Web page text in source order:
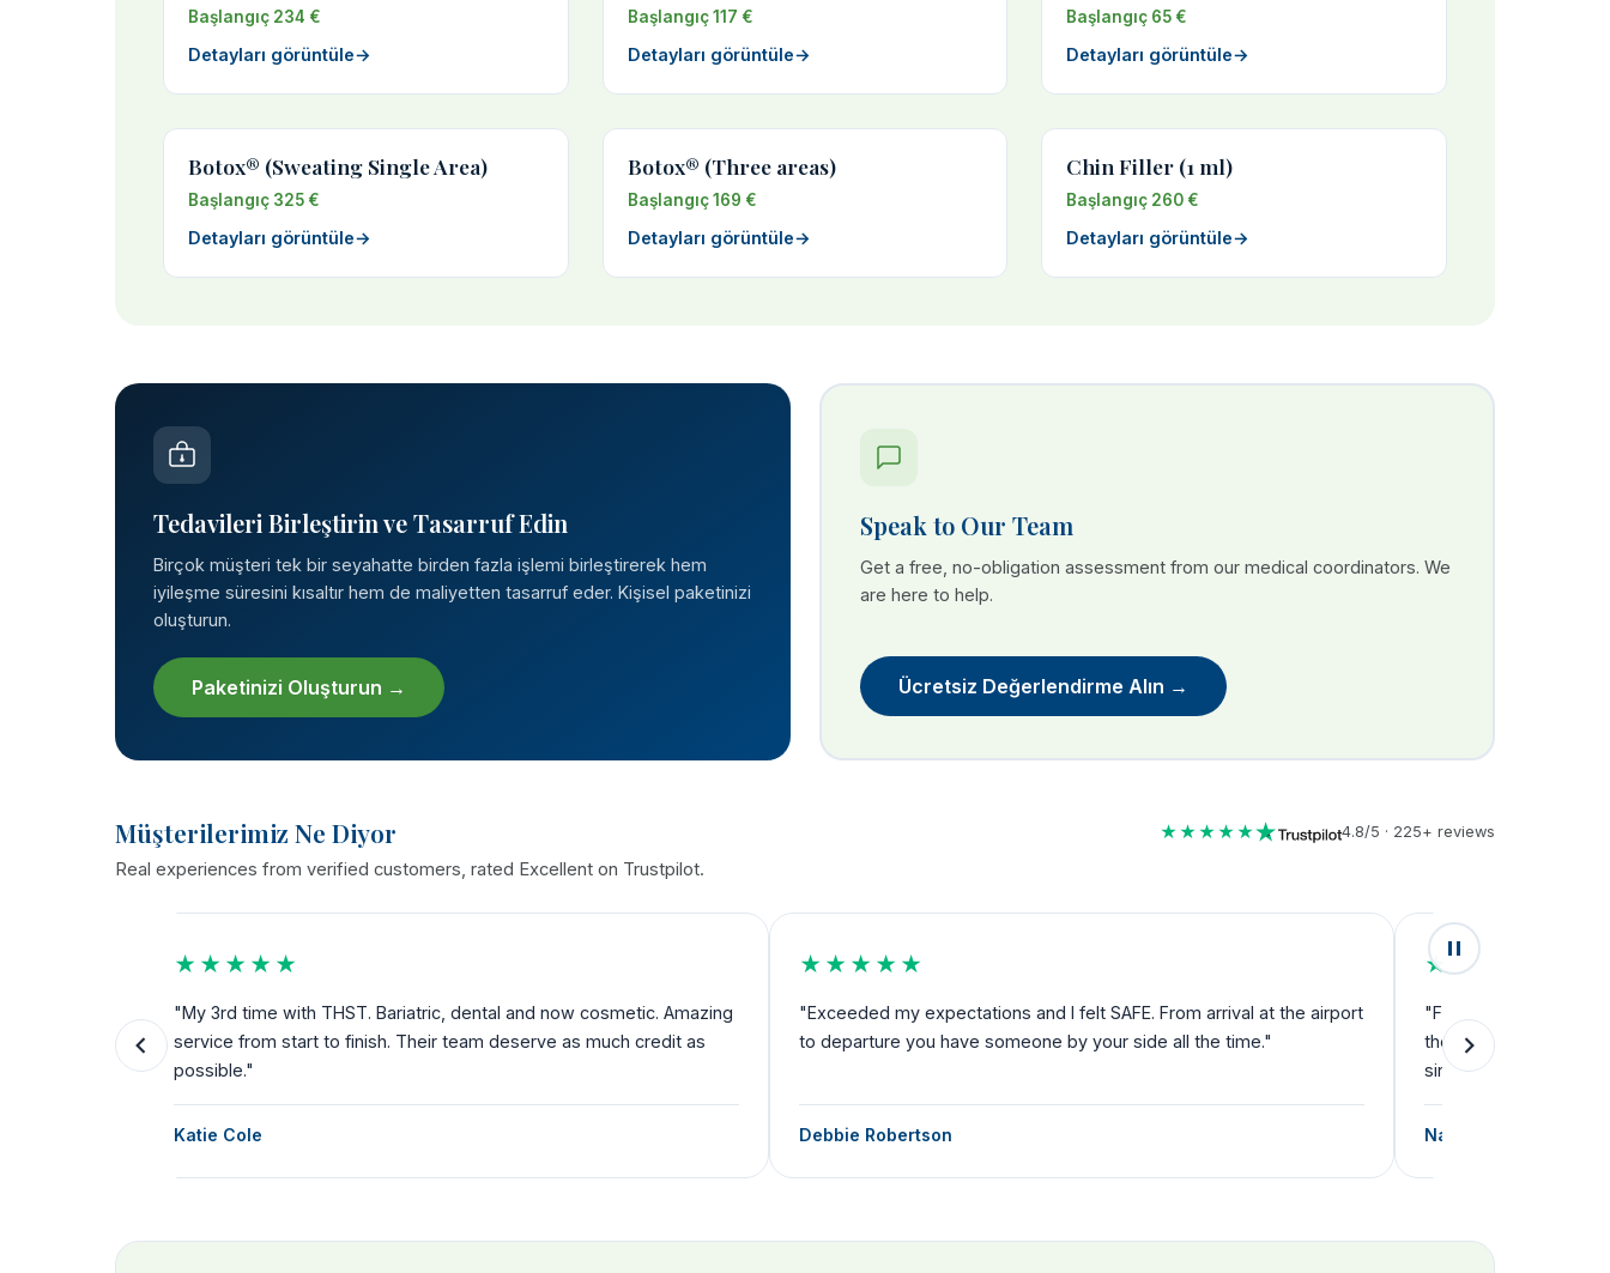
Başlangıç 234 €
Detayları görüntüle→
Başlangıç 117 €
Detayları görüntüle→
Başlangıç 65 €
Detayları görüntüle→
Botox® (Sweating Single Area)
Başlangıç 325 €
Detayları görüntüle→
Botox® (Three areas)
Başlangıç 169 €
Detayları görüntüle→
Chin Filler (1 ml)
Başlangıç 260 €
Detayları görüntüle→
Tedavileri Birleştirin ve Tasarruf Edin
Birçok müşteri tek bir seyahatte birden fazla işlemi birleştirerek hem
iyileşme süresini kısaltır hem de maliyetten tasarruf eder. Kişisel paketinizi
oluşturun.
Paketinizi Oluşturun →
Speak to Our Team
Get a free, no-obligation assessment from our medical coordinators. We
are here to help.
Ücretsiz Değerlendirme Alın →
Müşterilerimiz Ne Diyor ★★★★★ 4.8/5 · 225+ reviews
Real experiences from verified customers, rated Excellent on Trustpilot.
★★★★★
"My 3rd time with THST. Bariatric, dental and now cosmetic. Amazing
service from start to finish. Their team deserve as much credit as
possible."
Katie Cole
★★★★★
"Exceeded my expectations and I felt SAFE. From arrival at the airport
to departure you have someone by your side all the time."
Debbie Robertson
★★★★★
"Fantastic service
they can't do enough
single step."
Natalie